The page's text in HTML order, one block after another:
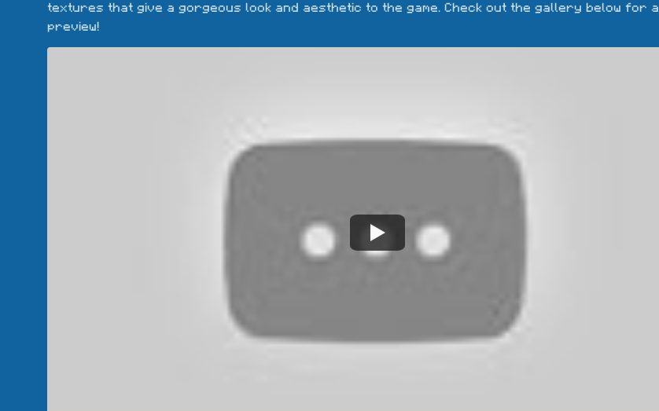
textures that give a gorgeous look and aesthetic to the game. Check out the gallery below for a
preview!